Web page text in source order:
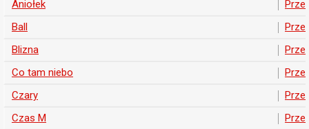
Aniołek
Ball
Blizna
Co tam niebo
Czary
Czas M